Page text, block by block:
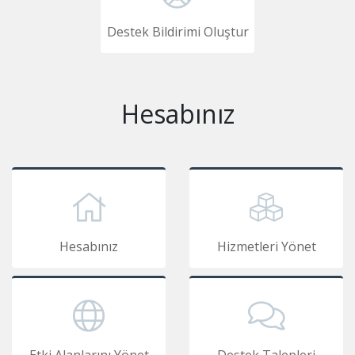
Destek Bildirimi Oluştur
Hesabınız
Hesabınız Hizmetleri Yönet